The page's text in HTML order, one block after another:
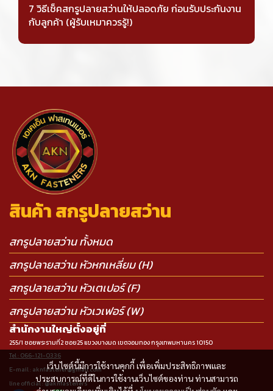
7 วิธีเช็คสกรูปลายสว่านให้ปลอดภัย ก่อนรับประกันงาน
กับลูกค้า (ผู้รับเหมาควรรู้!)
เว็บไซต์นี้มีการใช้งานคุกกี้ เพื่อเพิ่มประสิทธิภาพและ
ประสบการณ์ที่ดีในการใช้งานเว็บไซต์ของท่าน ท่านสามารถ
สินค้า สกรูปลายสว่าน
สกรูปลายสว่าน ทั้งหมด
สกรูปลายสว่าน หัวหกเหลี่ยม (H)
สกรูปลายสว่าน หัวเตเปอร์ (F)
สกรูปลายสว่าน หัวเวเฟอร์ (W)
สำนักงานใหญ่ตั้งอยู่ที่
255/1 ซอยพระรามที่2 ซอย25 แขวงบางมด เขตจอมทอง กรุงเทพมหานคร 10150
Tel : 066-121-0336
E-mail : aknfastener@gmail.com
line official : @aknfasteners